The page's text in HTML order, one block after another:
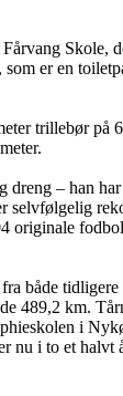
Skole,
er en
trillebør på
– han
originale
både
489,2 km.
i
nu i to et